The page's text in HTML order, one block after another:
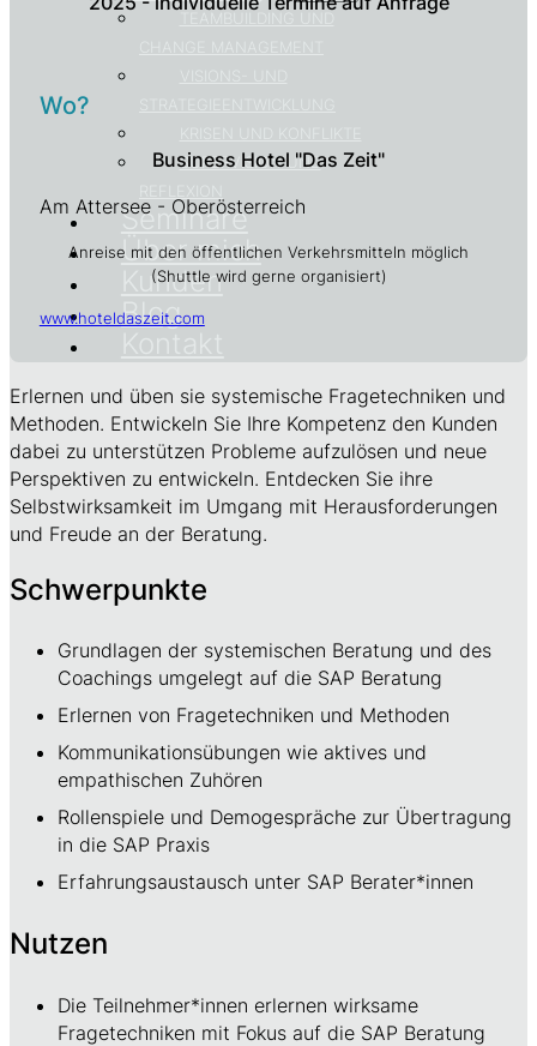
TEAMBUILDING UND
SUPERVISION UND
Seminare
Über mich
Kunden
Blog
Wo?
Business Hotel "Das Zeit"
Am Attersee - Oberösterreich
Anreise mit den öffentlichen Verkehrsmitteln möglich
(Shuttle wird gerne organisiert)
www.hoteldaszeit.com
Erlernen und üben sie systemische Fragetechniken und
Methoden. Entwickeln Sie Ihre Kompetenz den Kunden
dabei zu unterstützen Probleme aufzulösen und neue
Perspektiven zu entwickeln. Entdecken Sie ihre
Selbstwirksamkeit im Umgang mit Herausforderungen
und Freude an der Beratung.
Schwerpunkte
Grundlagen der systemischen Beratung und des
Coachings umgelegt auf die SAP Beratung
Erlernen von Fragetechniken und Methoden
Kommunikationsübungen wie aktives und
empathischen Zuhören
Rollenspiele und Demogespräche zur Übertragung
in die SAP Praxis
Erfahrungsaustausch unter SAP Berater*innen
Nutzen
Die Teilnehmer*innen erlernen wirksame
Fragetechniken mit Fokus auf die SAP Beratung